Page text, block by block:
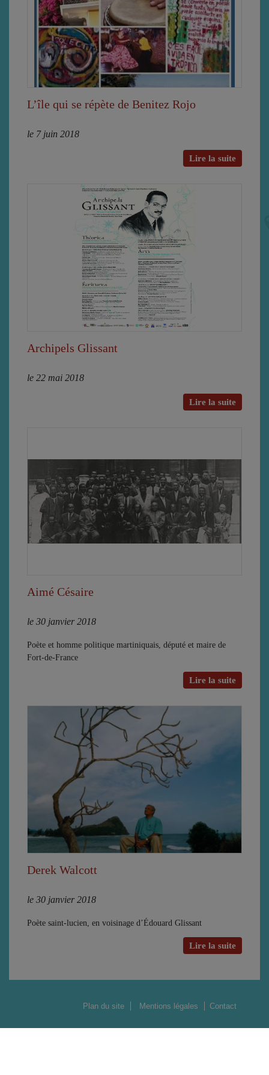
L’île qui se répète de Benitez Rojo
le 7 juin 2018
Lire la suite
Archipels Glissant
le 22 mai 2018
Lire la suite
Aimé Césaire
le 30 janvier 2018
Poète et homme politique martiniquais, député et maire de
Fort-de-France
Lire la suite
Derek Walcott
le 30 janvier 2018
Poète saint-lucien, en voisinage d’Édouard Glissant
Lire la suite
Plan du site Mentions légales Contact